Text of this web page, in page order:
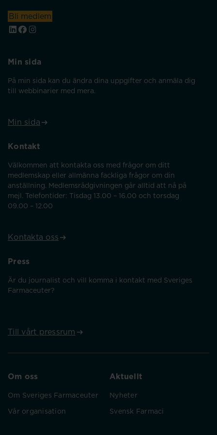
Bli medlem
Min sida
På min sida kan du ändra dina uppgifter och anmäla dig
till webbinarier med mera.
Min sida
Kontakt
Välkommen att kontakta oss med frågor om ditt
medlemskap eller allmänna fackliga frågor om din
anställning. Medlemsrådgivningen går alltid att nå på
mejl. Telefontider: Tisdag 13.00 – 16.00 och torsdag
09.00 – 12.00
Kontakta oss
Press
Är du journalist och vill komma i kontakt med Sveriges
Farmaceuter?
Till vårt pressrum
Om oss
Om Sveriges Farmaceuter
Vår organisation
Aktuellt
Nyheter
Svensk Farmaci